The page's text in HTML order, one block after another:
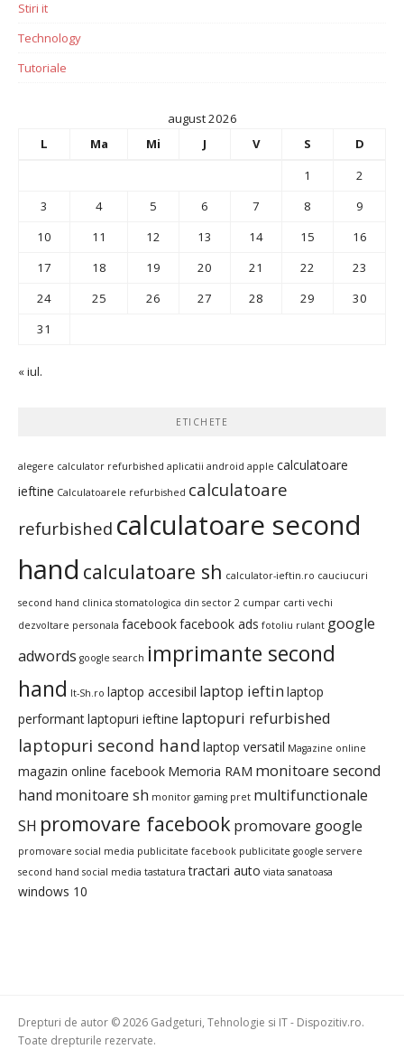
Stiri it
Technology
Tutoriale
august 2026
L
Ma Mi J V S
D
1
2
3
4 5 6 7 8
9
10
11 12 13 14 15
16
17
18 19 20 21 22
23
24
25 26 27 28 29
30
31
« iul.
ETICHETE
alegere calculator refurbished aplicatii android apple calculatoare
ieftine Calculatoarele refurbished calculatoare
refurbished calculatoare second
hand calculatoare sh calculator-ieftin.ro cauciucuri
second hand clinica stomatologica din sector 2 cumpar carti vechi
dezvoltare personala facebookfacebook ads fotoliu rulant google
adwords google search imprimante second
hand It-Sh.ro laptop accesibil laptop ieftin laptop
performantlaptopuri ieftine laptopuri refurbished
laptopuri second hand laptop versatil Magazine online
magazin online facebook Memoria RAM monitoare second
hand monitoare sh monitor gaming pret multifunctionale
SH promovare facebook promovare google
promovare social media publicitate facebook publicitate google servere
second hand social media tastatura tractari auto viata sanatoasa
windows 10
Drepturi de autor © 2026 Gadgeturi, Tehnologie si IT - Dispozitiv.ro.
Toate drepturile rezervate.